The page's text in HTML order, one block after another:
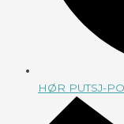
HØR PUTSJ-